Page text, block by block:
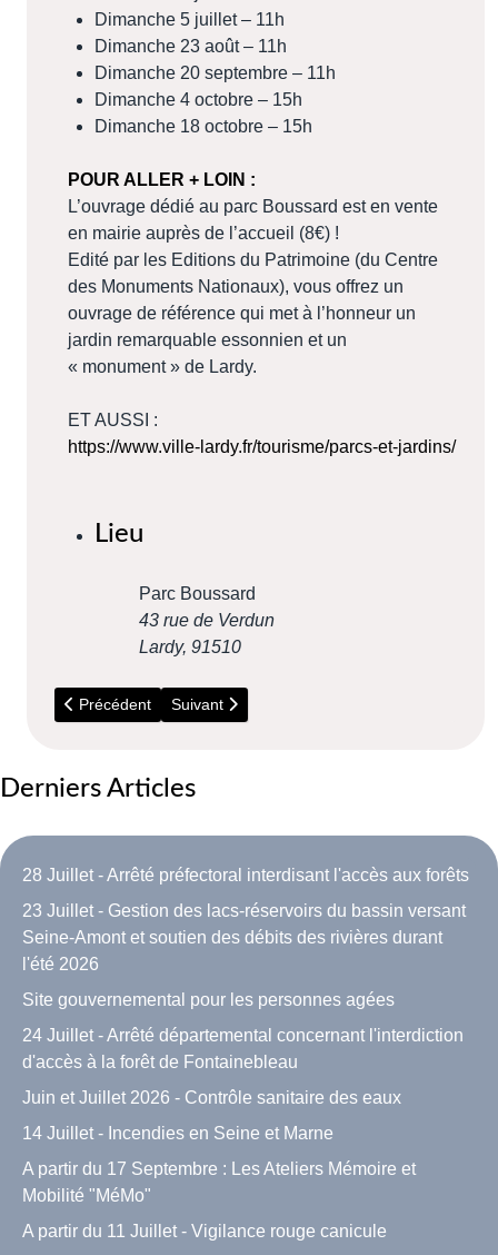
Dimanche 5 juillet – 11h
Dimanche 23 août – 11h
Dimanche 20 septembre – 11h
Dimanche 4 octobre – 15h
Dimanche 18 octobre – 15h
POUR ALLER + LOIN :
L’ouvrage dédié au parc Boussard est en vente
en mairie auprès de l’accueil (8€) !
Edité par les Editions du Patrimoine (du Centre
des Monuments Nationaux), vous offrez un
ouvrage de référence qui met à l’honneur un
jardin remarquable essonnien et un
« monument » de Lardy.
ET AUSSI :
https://www.ville-lardy.fr/tourisme/parcs-et-jardins/
Lieu
Parc Boussard
43 rue de Verdun
Lardy, 91510
Article précédent : 18 au 20 Septembre - Festival
Précédent Article suivant : 5 Juillet - Répare Café
Suivant
Derniers Articles
28 Juillet - Arrêté préfectoral interdisant l'accès aux forêts
23 Juillet - Gestion des lacs-réservoirs du bassin versant
Seine-Amont et soutien des débits des rivières durant
l'été 2026
Site gouvernemental pour les personnes agées
24 Juillet - Arrêté départemental concernant l'interdiction
d'accès à la forêt de Fontainebleau
Juin et Juillet 2026 - Contrôle sanitaire des eaux
14 Juillet - Incendies en Seine et Marne
A partir du 17 Septembre : Les Ateliers Mémoire et
Mobilité "MéMo"
A partir du 11 Juillet - Vigilance rouge canicule